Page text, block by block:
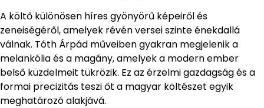
A költő különösen híres gyönyörű képeiről és
zeneiségéről, amelyek révén versei szinte énekdallá
válnak. Tóth Árpád műveiben gyakran megjelenik a
melankólia és a magány, amelyek a modern ember
belső küzdelmeit tükrözik. Ez az érzelmi gazdagság és a
formai precizitás teszi őt a magyar költészet egyik
meghatározó alakjává.